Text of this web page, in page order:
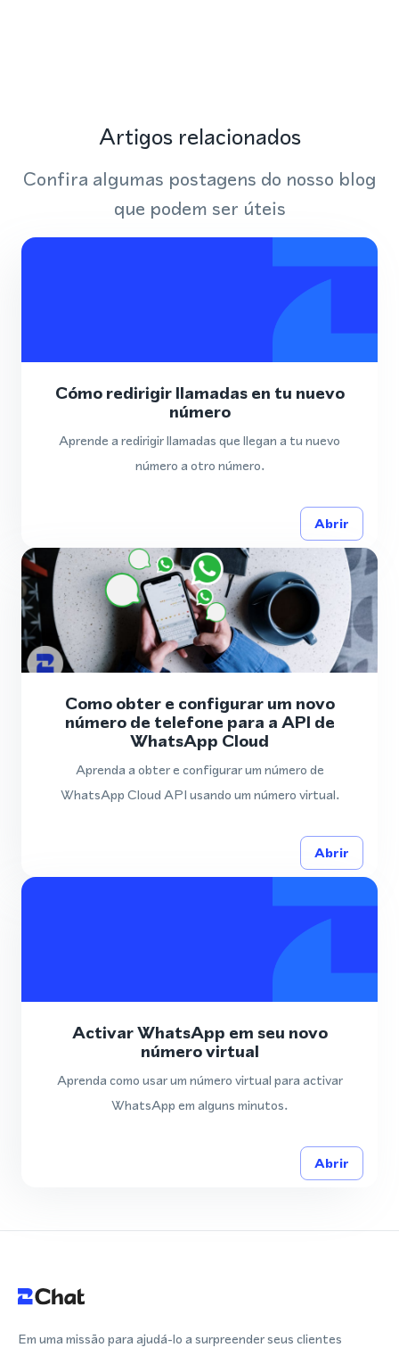
Artigos relacionados
Confira algumas postagens do nosso blog
que podem ser úteis
Cómo redirigir llamadas en tu nuevo
número
Aprende a redirigir llamadas que llegan a tu nuevo
número a otro número.
Abrir
Como obter e configurar um novo
número de telefone para a API de
WhatsApp Cloud
Aprenda a obter e configurar um número de
WhatsApp Cloud API usando um número virtual.
Abrir
Activar WhatsApp em seu novo
número virtual
Aprenda como usar um número virtual para activar
WhatsApp em alguns minutos.
Abrir
Em uma missão para ajudá-lo a surpreender seus clientes